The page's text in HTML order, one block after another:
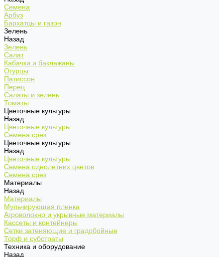
Семена
Арбуз
Бархатцы и газон
Зелень
Назад
Зелень
Салат
Кабачки и баклажаны
Огурцы
Патиссон
Перец
Салаты и зелень
Томаты
Цветочные культуры
Назад
Цветочные культуры
Семена срез
Цветочные культуры
Назад
Цветочные культуры
Семена однолетних цветов
Семена срез
Материалы
Назад
Материалы
Мульчирующая пленка
Агроволокно и укрывные материалы
Кассеты и контейнеры
Сетки затеняющие и градобойные
Торф и субстраты
Техника и оборудование
Назад